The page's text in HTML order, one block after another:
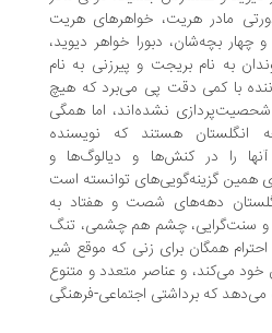
هریت، خواهرهای هریت
دبورا خواهر دیوید،
نام بریجت و پیرزنی به نام
کمی دقت پی می‌برد که هیچ
نشده‌اند، اما همگی
هستند که نویسنده
در کنش‌ها و دیالوگ‌ها و
گزینه‌گویی‌های توانسته است
دهه‌های شصت و هفتاد به
چشم هم چشمی، تنگ
برای زنی که موقع شیر
و عناصر متعدد و متنوع
که برداشتی اجتماعی-فرهنگی